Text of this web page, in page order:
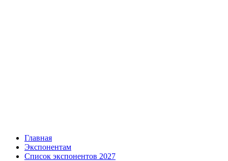
Главная
Экспонентам
Список экспонентов 2027